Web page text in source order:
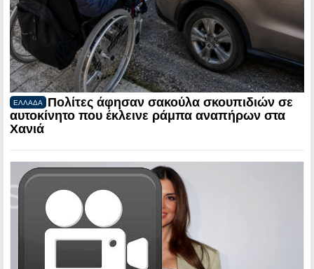
ΕΛΛΑΔΑ
Πολίτες άφησαν σακούλα σκουπιδιών σε
αυτοκίνητο που έκλεινε ράμπα αναπήρων στα
Χανιά